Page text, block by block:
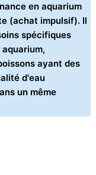
en aquarium
(achat impulsif). Il
spécifiques
ayant des
d'eau
un même